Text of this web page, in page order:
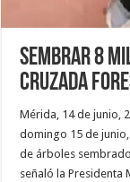
Sembrar 8
Cruzada
Mérida, 14 de junio,
domingo 15 de
de árboles
señaló la Presidenta